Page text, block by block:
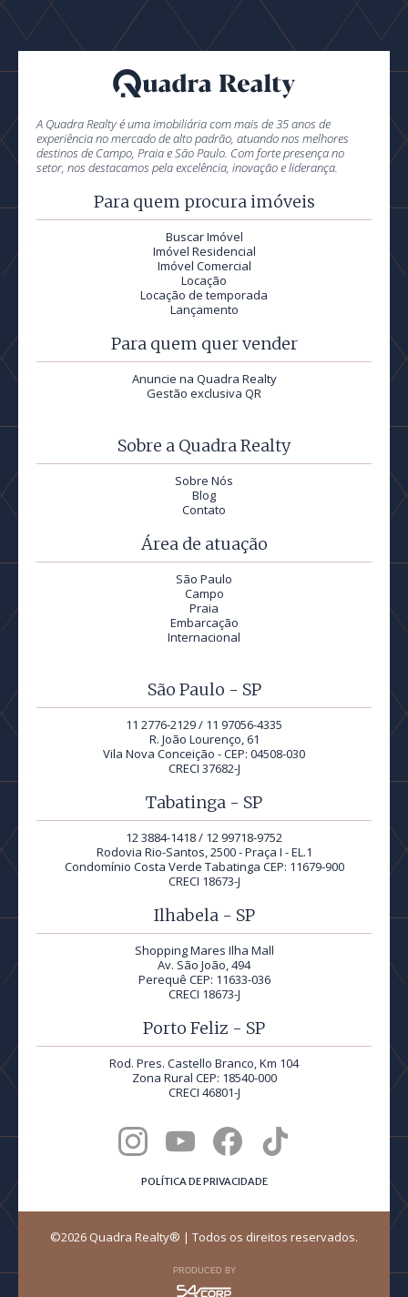
A Quadra Realty é uma imobiliária com mais de 35 anos de
experiência no mercado de alto padrão, atuando nos melhores
destinos de Campo, Praia e São Paulo. Com forte presença no
setor, nos destacamos pela excelência, inovação e liderança.
Para quem procura imóveis
Buscar Imóvel
Imóvel Residencial
Imóvel Comercial
Locação
Locação de temporada
Lançamento
Para quem quer vender
Anuncie na Quadra Realty
Gestão exclusiva QR
Sobre a Quadra Realty
Sobre Nós
Blog
Contato
Área de atuação
São Paulo
Campo
Praia
Embarcação
Internacional
São Paulo - SP
11 2776-2129 / 11 97056-4335
R. João Lourenço, 61
Vila Nova Conceição - CEP: 04508-030
CRECI 37682-J
Tabatinga - SP
12 3884-1418 / 12 99718-9752
Rodovia Rio-Santos, 2500 - Praça I - EL.1
Condomínio Costa Verde Tabatinga CEP: 11679-900
CRECI 18673-J
Ilhabela - SP
Shopping Mares Ilha Mall
Av. São João, 494
Perequê CEP: 11633-036
CRECI 18673-J
Porto Feliz - SP
Rod. Pres. Castello Branco, Km 104
Zona Rural CEP: 18540-000
CRECI 46801-J
POLÍTICA DE PRIVACIDADE
©2026 Quadra Realty® | Todos os direitos reservados.
PRODUCED BY